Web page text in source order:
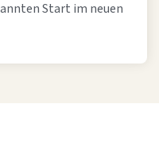
Start im neuen